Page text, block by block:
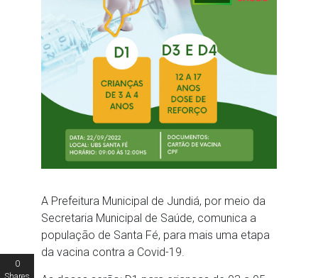
A Prefeitura Municipal de Jundiá, por meio da
Secretaria Municipal de Saúde, comunica a
população de Santa Fé, para mais uma etapa
da vacina contra a Covid-19.
0